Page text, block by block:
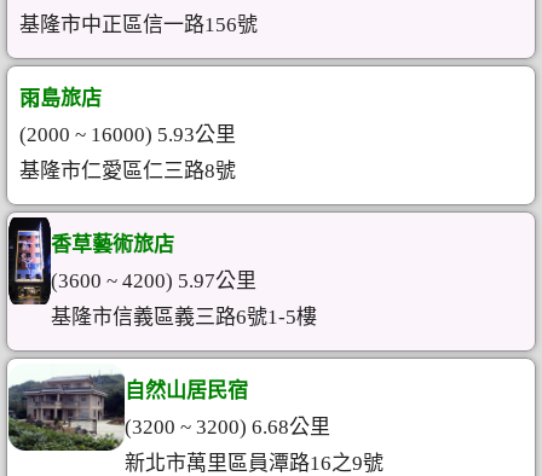
基隆市中正區信一路156號
雨島旅店
(2000 ~ 16000) 5.93公里
基隆市仁愛區仁三路8號
香草藝術旅店
(3600 ~ 4200) 5.97公里
基隆市信義區義三路6號1-5樓
自然山居民宿
(3200 ~ 3200) 6.68公里
新北市萬里區員潭路16之9號